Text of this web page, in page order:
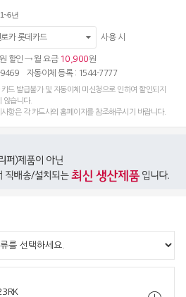
1~6년
로카 롯데카드 사용 시
원 할인 → 월 요금 10,900원
9469 자동이체 등록 : 1544-7777
드 발급불가 및 자동이체 미신청으로 인하여 할인되지
않습니다.
항은 각 카드사의 홈페이지를 참조해주시기 바랍니다.